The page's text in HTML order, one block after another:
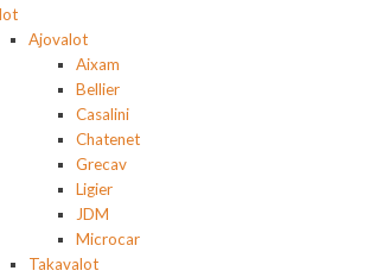
Ajovalot
Aixam
Bellier
Casalini
Chatenet
Grecav
Ligier
JDM
Microcar
Takavalot